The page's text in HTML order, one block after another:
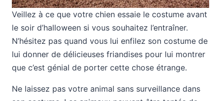
Veillez à ce que votre chien essaie le costume avant
le soir d’halloween si vous souhaitez l’entraîner.
N’hésitez pas quand vous lui enfilez son costume de
lui donner de délicieuses friandises pour lui montrer
que c’est génial de porter cette chose étrange.
Ne laissez pas votre animal sans surveillance dans